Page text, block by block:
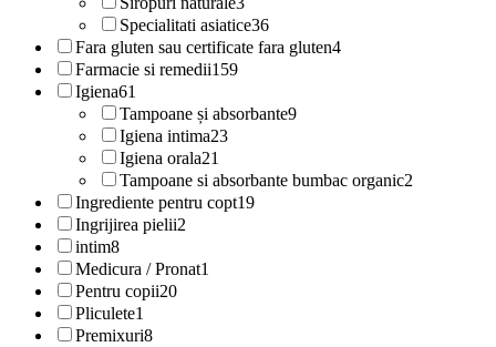
Specialitati asiatice36
Fara gluten sau certificate fara gluten4
Farmacie si remedii159
Igiena61
Tampoane și absorbante9
Igiena intima23
Igiena orala21
Tampoane si absorbante bumbac organic2
Ingrediente pentru copt19
Ingrijirea pielii2
intim8
Medicura / Pronat1
Pentru copii20
Pliculete1
Premixuri8